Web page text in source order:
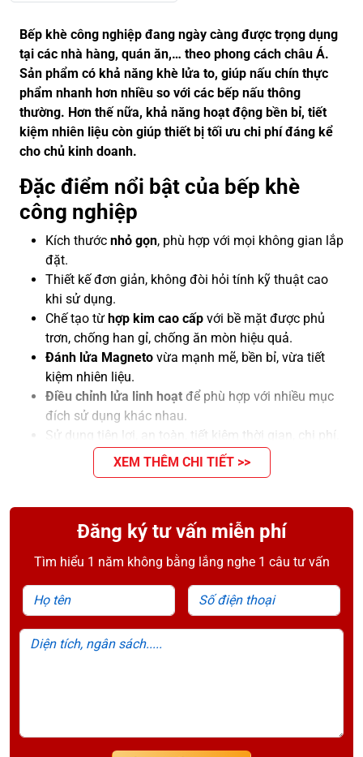
Bếp khè công nghiệp đang ngày càng được trọng dụng
tại các nhà hàng, quán ăn,… theo phong cách châu Á.
Sản phẩm có khả năng khè lửa to, giúp nấu chín thực
phẩm nhanh hơn nhiều so với các bếp nấu thông
thường. Hơn thế nữa, khả năng hoạt động bền bỉ, tiết
kiệm nhiên liệu còn giúp thiết bị tối ưu chi phí đáng kể
cho chủ kinh doanh.
Đặc điểm nổi bật của bếp khè
công nghiệp
Kích thước nhỏ gọn, phù hợp với mọi không gian lắp
đặt.
Thiết kế đơn giản, không đòi hỏi tính kỹ thuật cao
khi sử dụng.
Chế tạo từ hợp kim cao cấp với bề mặt được phủ
trơn, chống han gỉ, chống ăn mòn hiệu quả.
Đánh lửa Magneto vừa mạnh mẽ, bền bỉ, vừa tiết
kiệm nhiên liệu.
Điều chỉnh lửa linh hoạt để phù hợp với nhiều mục
đích sử dụng khác nhau.
Sử dụng tiện lợi, an toàn, tiết kiệm thời gian, chi phí.
Ai nên đầu tư bếp khè công
XEM THÊM CHI TIẾT >>
Đăng ký tư vấn miễn phí
Tìm hiểu 1 năm không bằng lắng nghe 1 câu tư vấn
Số điện thoại